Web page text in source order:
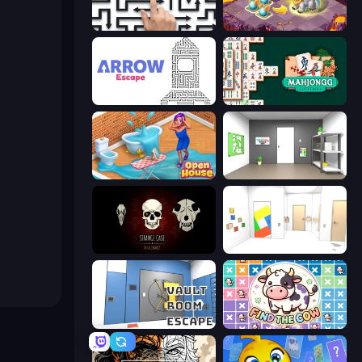
Arrow Escape: Puzzle Mergest Kingdom
Arrow Escape Mahjongg Solitaire
Open House Paint Room Escape
Mirror Room Escape
Vault Room Escape Find The Cow